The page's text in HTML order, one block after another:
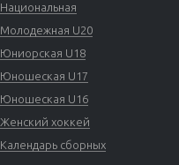
Национальная
Молодежная U20
Юниорская U18
Юношеская U17
Юношеская U16
Женский хоккей
Календарь сборных